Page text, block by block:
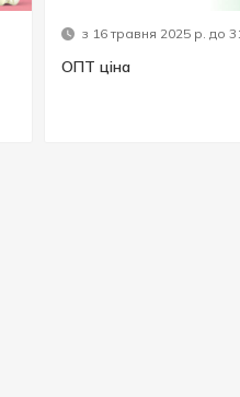
з 16 травня 2025 р. до
ОПТ ціна